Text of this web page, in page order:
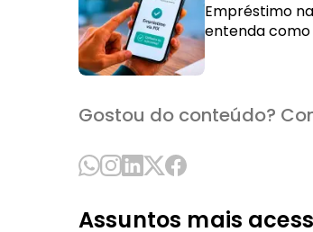
Empréstimo
entenda
Gostou do conteúdo?
Assuntos mais